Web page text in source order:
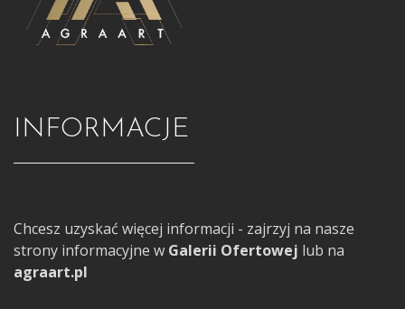
INFORMACJE
Chcesz uzyskać więcej informacji - zajrzyj na nasze
strony informacyjne w Galerii Ofertowej lub na
agraart.pl